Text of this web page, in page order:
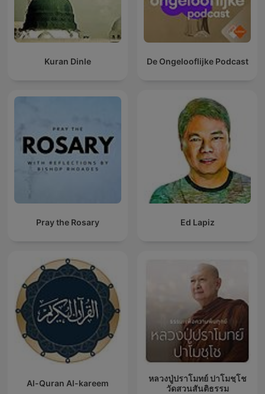
Kuran Dinle De Ongelooflijke Podcast
Pray the Rosary Ed Lapiz
Al-Quran Al-kareem
หลวงปู่ปราโมทย์ ปาโมชฺโช
วัดสวนสันติธรรม